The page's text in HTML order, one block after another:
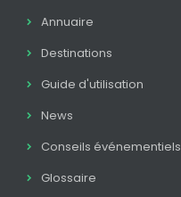
Annuaire
Destinations
Guide d'utilisation
News
Conseils événementiels
Glossaire